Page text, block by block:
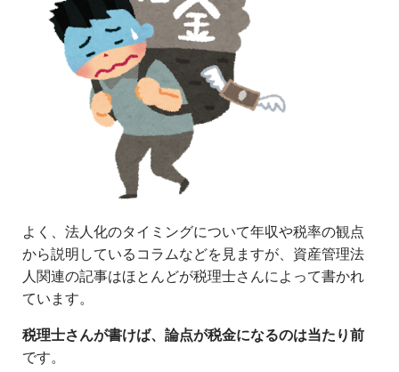
よく、法人化のタイミングについて年収や税率の観点
から説明しているコラムなどを見ますが、資産管理法
人関連の記事はほとんどが税理士さんによって書かれ
ています。
税理士さんが書けば、論点が税金になるのは当たり前
です。